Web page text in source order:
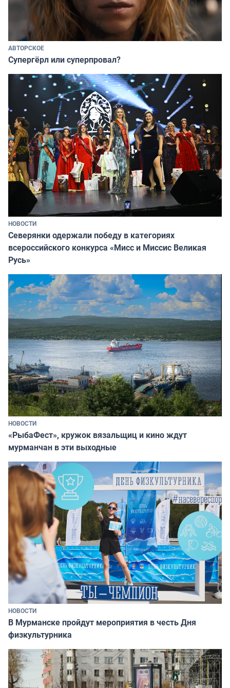
АВТОРСКОЕ
Супергёрл или суперпровал?
НОВОСТИ
Северянки одержали победу в категориях
всероссийского конкурса «Мисс и Миссис Великая
Русь»
НОВОСТИ
«РыбаФест», кружок вязальщиц и кино ждут
мурманчан в эти выходные
НОВОСТИ
В Мурманске пройдут мероприятия в честь Дня
физкультурника